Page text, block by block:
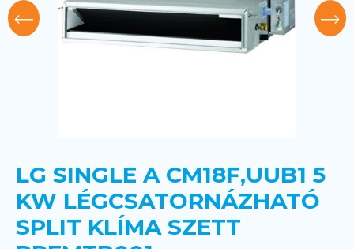
LG SINGLE A CM18F,UUB1 5
KW LÉGCSATORNÁZHATÓ
SPLIT KLÍMA SZETT